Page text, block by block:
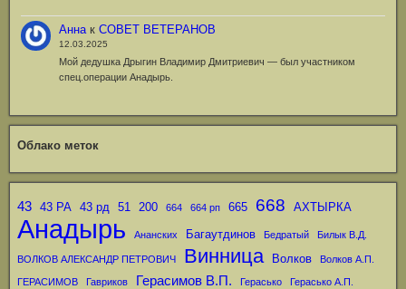
АннакСОВЕТ ВЕТЕРАНОВ
12.03.2025
Мой дедушка Дрыгин Владимир Дмитриевич — был участником
спец.операции Анадырь.
Облако меток
43 43 РА 43 рд 51 200 664 664 рп 665 668 АХТЫРКА
Анадырь Ананских Багаутдинов Бедратый Билык В.Д.
ВОЛКОВ АЛЕКСАНДР ПЕТРОВИЧ Винница Волков Волков А.П.
ГЕРАСИМОВ Гавриков Герасимов В.П. Герасько Герасько А.П.